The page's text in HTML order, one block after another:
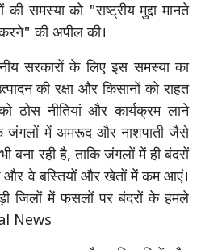
समस्या को "राष्ट्रीय मुद्दा मानते
करने" की अपील की।
सरकारों के लिए इस समस्या का
की रक्षा और किसानों को राहत
ठोस नीतियां और कार्यक्रम लाने
जंगलों में अमरूद और नाशपाती जैसे
बना रही है, ताकि जंगलों में ही बंदरों
वे बस्तियों और खेतों में कम आएं।
जिलों में फसलों पर बंदरों के हमले
News